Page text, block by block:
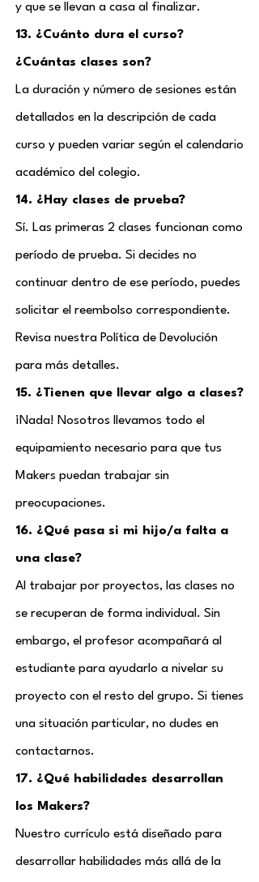
y que se llevan a casa al finalizar.
13. ¿Cuánto dura el curso?
¿Cuántas clases son?
La duración y número de sesiones están
detallados en la descripción de cada
curso y pueden variar según el calendario
académico del colegio.
14. ¿Hay clases de prueba?
Sí. Las primeras 2 clases funcionan como
período de prueba. Si decides no
continuar dentro de ese período, puedes
solicitar el reembolso correspondiente.
Revisa nuestra Política de Devolución
para más detalles.
15. ¿Tienen que llevar algo a clases?
¡Nada! Nosotros llevamos todo el
equipamiento necesario para que tus
Makers puedan trabajar sin
preocupaciones.
16. ¿Qué pasa si mi hijo/a falta a
una clase?
Al trabajar por proyectos, las clases no
se recuperan de forma individual. Sin
embargo, el profesor acompañará al
estudiante para ayudarlo a nivelar su
proyecto con el resto del grupo. Si tienes
una situación particular, no dudes en
contactarnos.
17. ¿Qué habilidades desarrollan
los Makers?
Nuestro currículo está diseñado para
desarrollar habilidades más allá de la